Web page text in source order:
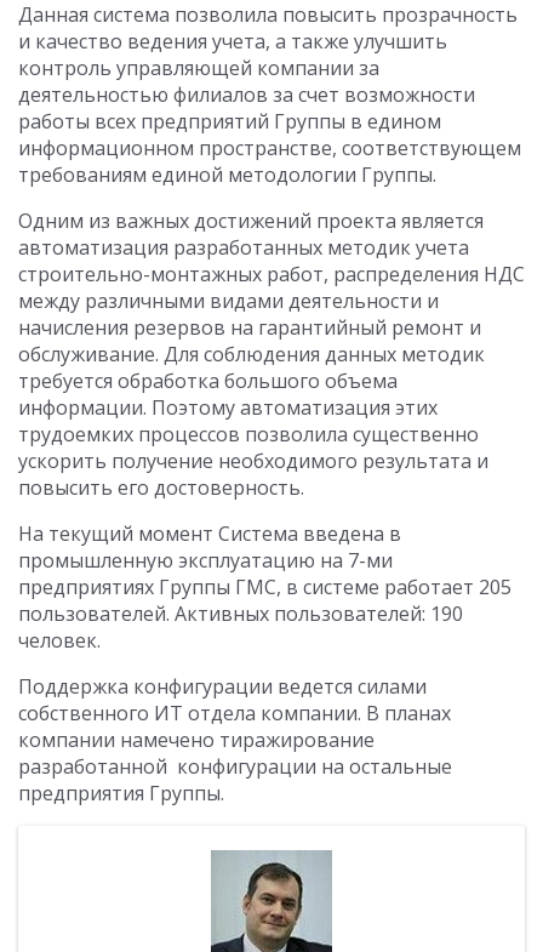
Данная система позволила повысить прозрачность
и качество ведения учета, а также улучшить
контроль управляющей компании за
деятельностью филиалов за счет возможности
работы всех предприятий Группы в едином
информационном пространстве, соответствующем
требованиям единой методологии Группы.
Одним из важных достижений проекта является
автоматизация разработанных методик учета
строительно-монтажных работ, распределения НДС
между различными видами деятельности и
начисления резервов на гарантийный ремонт и
обслуживание. Для соблюдения данных методик
требуется обработка большого объема
информации. Поэтому автоматизация этих
трудоемких процессов позволила существенно
ускорить получение необходимого результата и
повысить его достоверность.
На текущий момент Система введена в
промышленную эксплуатацию на 7-ми
предприятиях Группы ГМС, в системе работает 205
пользователей. Активных пользователей: 190
человек.
Поддержка конфигурации ведется силами
собственного ИТ отдела компании. В планах
компании намечено тиражирование
разработанной конфигурации на остальные
предприятия Группы.